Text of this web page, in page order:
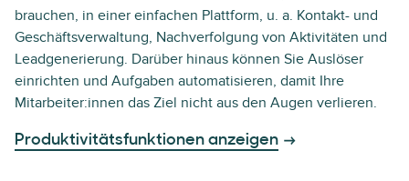
brauchen, in einer einfachen Plattform, u. a. Kontakt- und
Geschäftsverwaltung, Nachverfolgung von Aktivitäten und
Leadgenerierung. Darüber hinaus können Sie Auslöser
einrichten und Aufgaben automatisieren, damit Ihre
Mitarbeiter:innen das Ziel nicht aus den Augen verlieren.
Produktivitätsfunktionen anzeigen